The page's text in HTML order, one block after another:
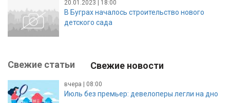
20.01.2023 | 18:00
В Буграх началось строительство нового
детского сада
Свежие статьи Свежие новости
вчера | 08:00
Июль без премьер: девелоперы легли на дно